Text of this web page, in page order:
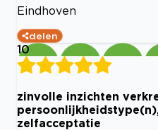
Eindhoven
delen
10
zinvolle inzichten
zelfacceptatie